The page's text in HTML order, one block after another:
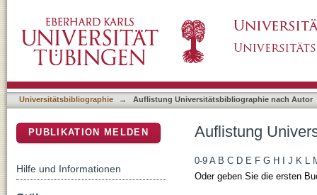
Universitätsbibliographie → Auflistung Universitätsbibliographie nach Autor
Auflistung
0-9 A B C D E F G H J K L
Oder geben Sie die ersten
PUBLIKATION MELDEN
Hilfe und Informationen